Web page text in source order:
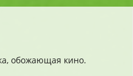
обожающая кино.